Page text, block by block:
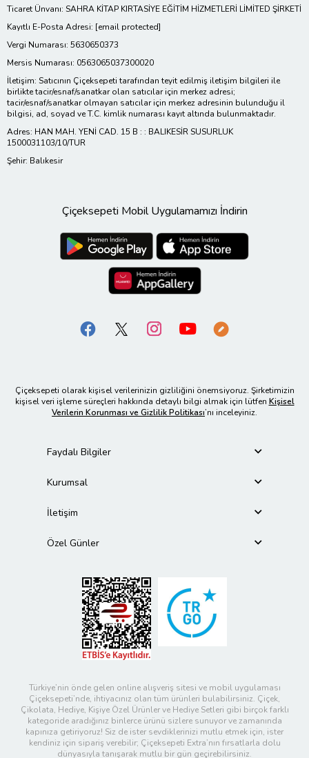
Ticaret Ünvanı: SAHRA KİTAP KIRTASİYE EĞİTİM HİZMETLERİ LİMİTED ŞİRKETİ
Kayıtlı E-Posta Adresi: [email protected]
Vergi Numarası: 5630650373
Mersis Numarası: 0563065037300020
İletişim: Satıcının Çiçeksepeti tarafından teyit edilmiş iletişim bilgileri ile
birlikte tacir/esnaf/sanatkar olan satıcılar için merkez adresi;
tacir/esnaf/sanatkar olmayan satıcılar için merkez adresinin bulunduğu il
bilgisi, ad, soyad ve T.C. kimlik numarası kayıt altında bulunmaktadır.
Adres: HAN MAH. YENİ CAD. 15 B : : BALIKESİR SUSURLUK
1500031103/10/TUR
Şehir: Balıkesir
Çiçeksepeti Mobil Uygulamamızı İndirin
Çiçeksepeti olarak kişisel verilerinizin gizliliğini önemsiyoruz. Şirketimizin
kişisel veri işleme süreçleri hakkında detaylı bilgi almak için lütfen Kişisel
Verilerin Korunması ve Gizlilik Politikası’nı inceleyiniz.
Faydalı Bilgiler
Kurumsal
İletişim
Özel Günler
Türkiye’nin önde gelen online alışveriş sitesi ve mobil uygulaması
Çiçeksepeti’nde, ihtiyacınız olan tüm ürünleri bulabilirsiniz. Çiçek,
Çikolata, Hediye, Kişiye Özel Ürünler ve Hediye Setleri gibi birçok farklı
kategoride aradığınız binlerce ürünü sizlere sunuyor ve zamanında
kapınıza getiriyoruz! Siz de ister sevdiklerinizi mutlu etmek için, ister
kendiniz için sipariş verebilir; Çiçeksepeti Extra’nın fırsatlarla dolu
dünyasıyla tanışarak mutlu bir gün geçirebilirsiniz.